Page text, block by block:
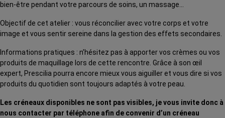
bien-être pendant votre parcours de soins, un massage…
Objectif de cet atelier : vous réconcilier avec votre corps et votre
image et vous sentir sereine dans la gestion des effets secondaires.
Informations pratiques : n’hésitez pas à apporter vos crèmes ou vos
produits de maquillage lors de cette rencontre. Grâce à son œil
expert, Prescilia pourra encore mieux vous aiguiller et vous dire si vos
produits du quotidien sont toujours adaptés à votre peau.
Les créneaux disponibles ne sont pas visibles, je vous invite donc à
nous contacter par téléphone afin de convenir d’un créneau